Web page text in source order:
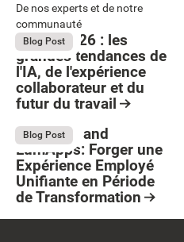
Button Text
De nos experts et de notre
communauté
August 4, 2026
Blog Post
Bright 2026 : les
grandes tendances de
l'IA, de l'expérience
collaborateur et du
futur du travail
July 13, 2026
Blog Post
Stellantis and
LumApps: Forger une
Expérience Employé
Unifiante en Période
de Transformation